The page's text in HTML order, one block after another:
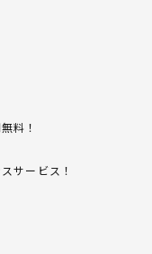
料！
サービス！